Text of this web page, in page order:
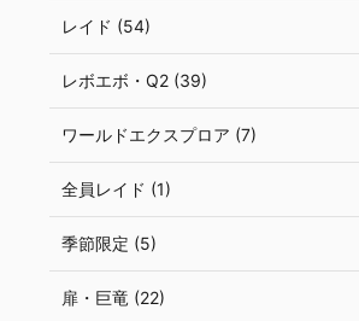
レイド (54)
レボエボ・Q2 (39)
ワールドエクスプロア (7)
全員レイド (1)
季節限定 (5)
扉・巨竜 (22)